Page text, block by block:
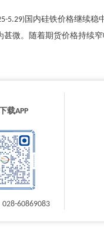
5.29)国内硅铁价格继续
微。随着期货价格持续窄
载APP
60869083